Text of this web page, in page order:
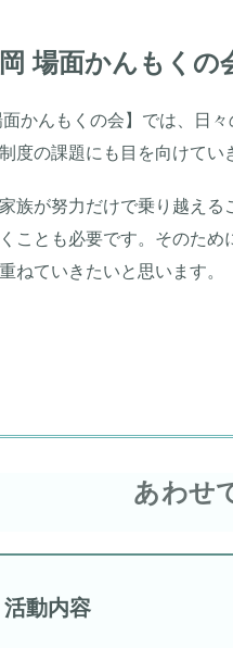
岡 場面かんもくの
面かんもくの会】では、日
度の課題にも目を向けてい
族が努力だけで乗り越え
ことも必要です。そのた
ねていきたいと思います。
あわせ
活動内容